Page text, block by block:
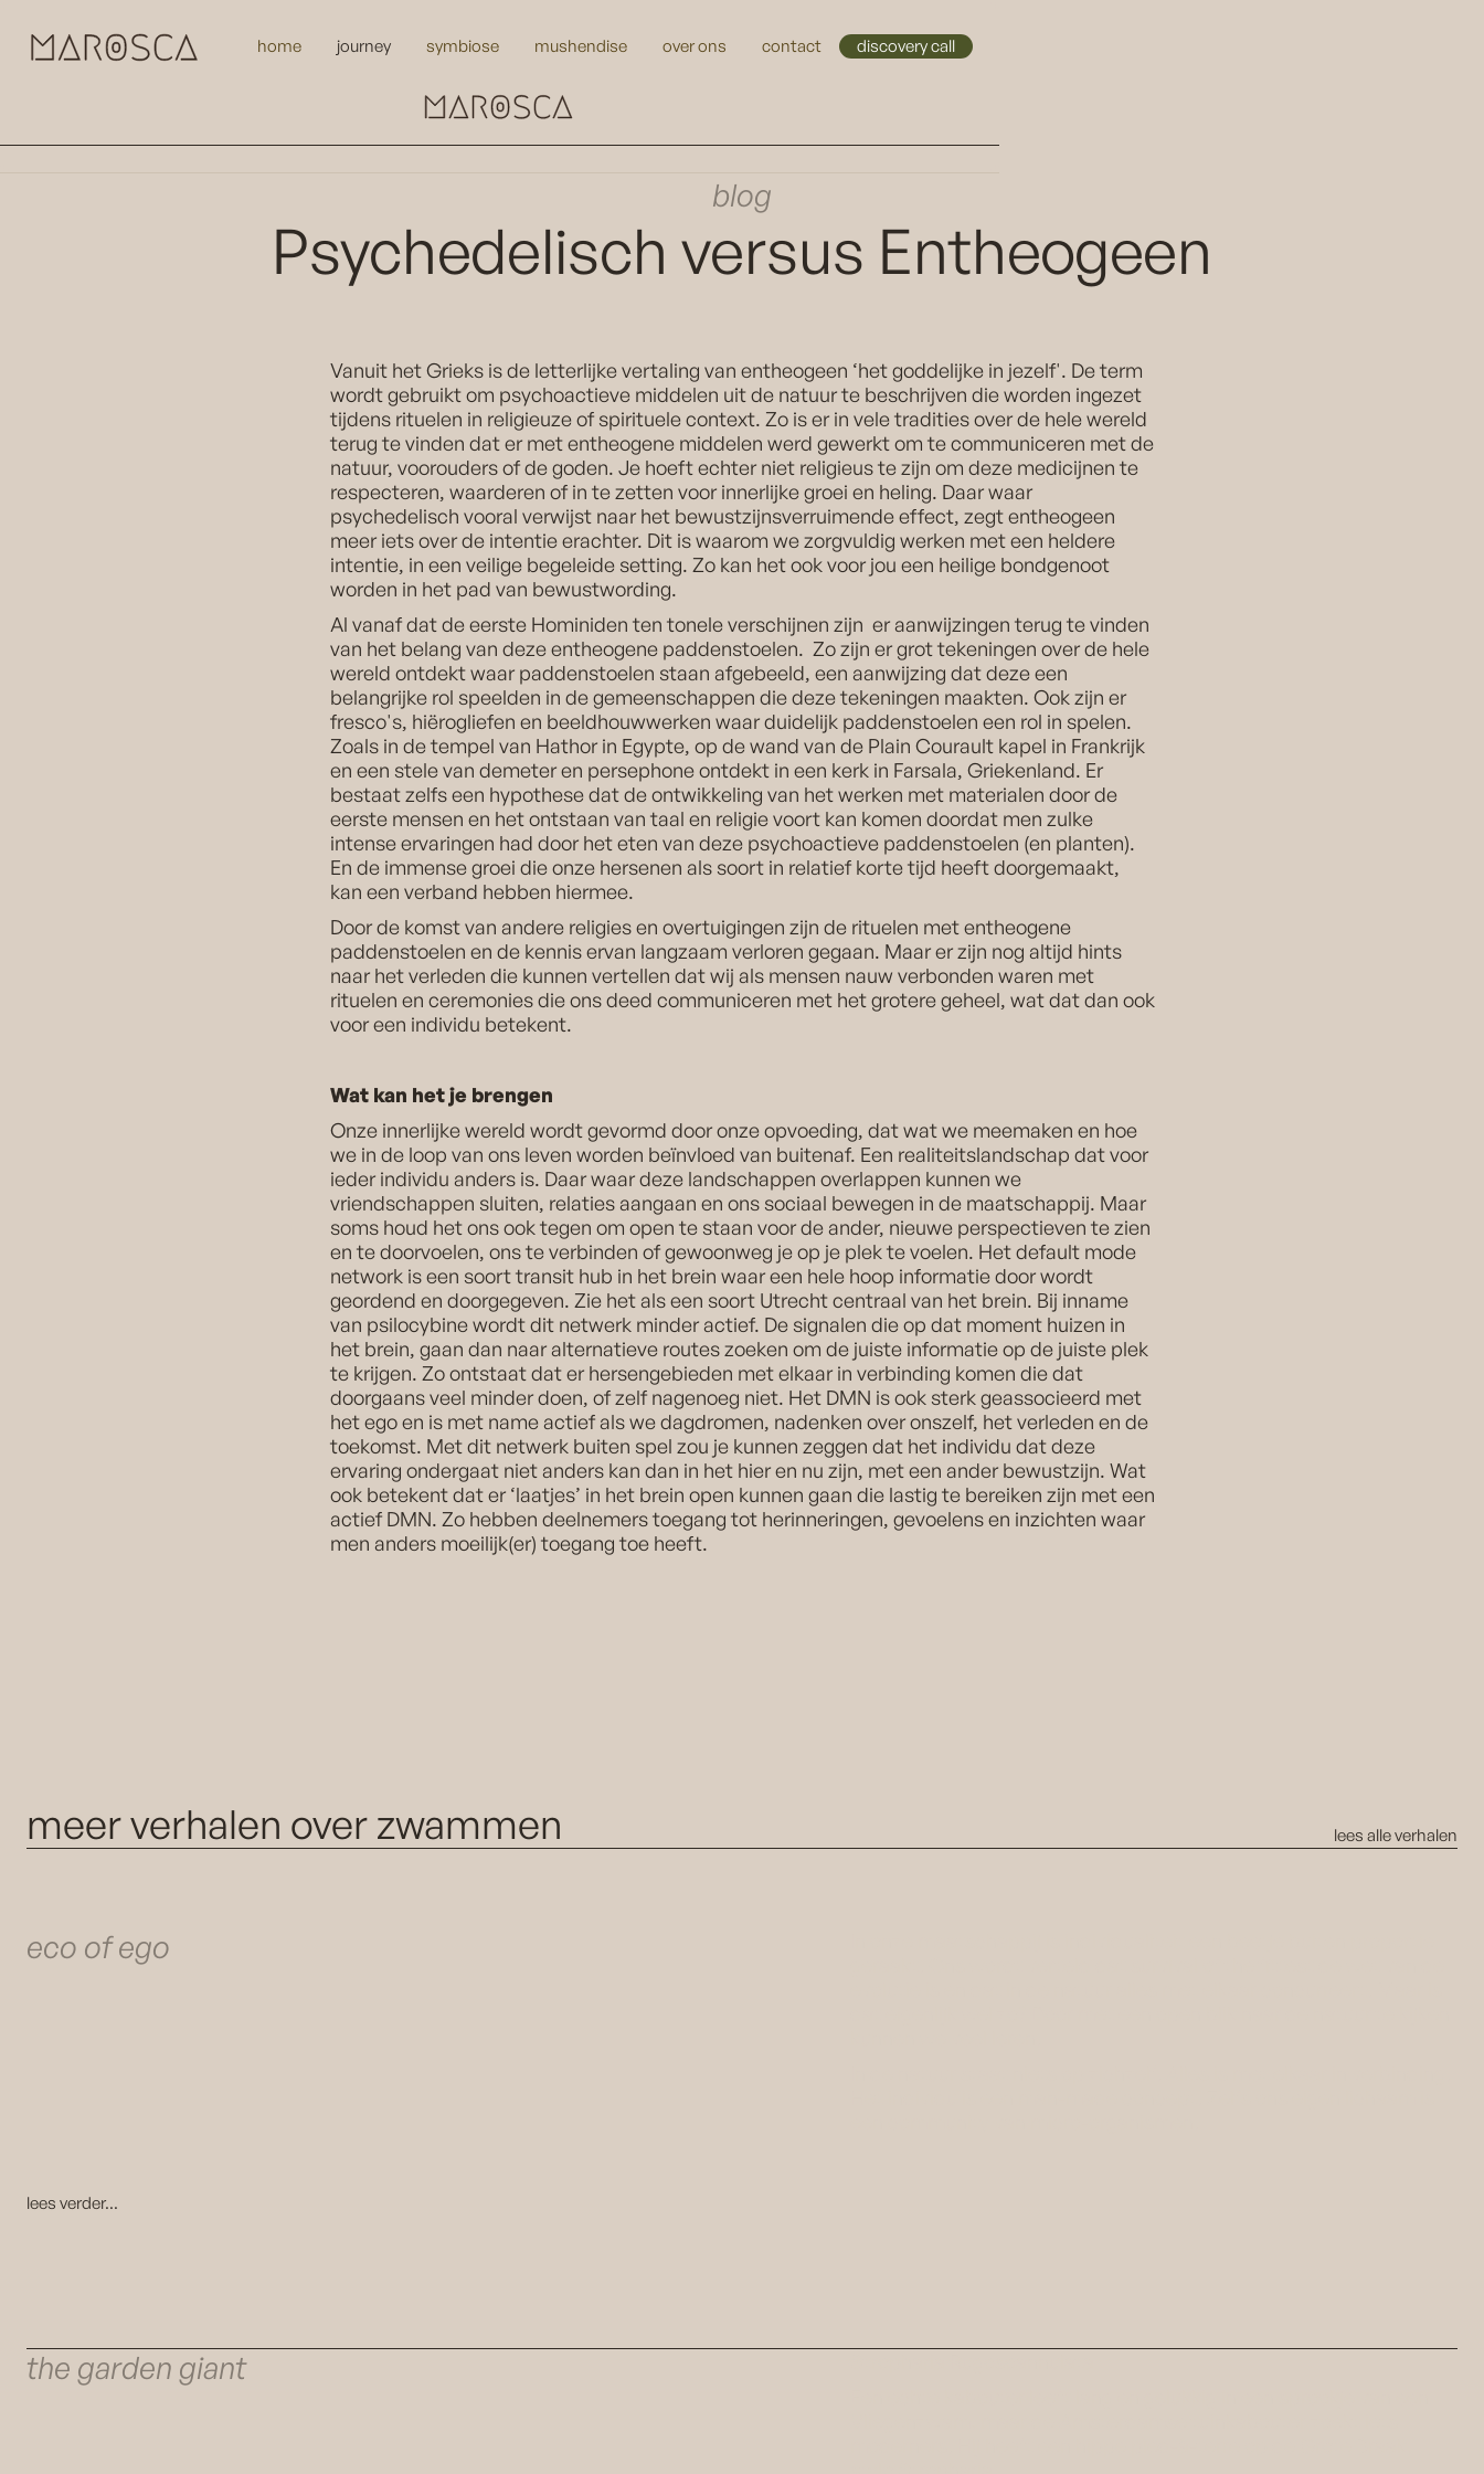
home journey symbiose mushendise over ons contact discovery call
blog
Psychedelisch versus Entheogeen
Vanuit het Grieks is de letterlijke vertaling van entheogeen ‘het goddelijke in jezelf'. De term
wordt gebruikt om psychoactieve middelen uit de natuur te beschrijven die worden ingezet
tijdens rituelen in religieuze of spirituele context. Zo is er in vele tradities over de hele wereld
terug te vinden dat er met entheogene middelen werd gewerkt om te communiceren met de
natuur, voorouders of de goden. Je hoeft echter niet religieus te zijn om deze medicijnen te
respecteren, waarderen of in te zetten voor innerlijke groei en heling. Daar waar
psychedelisch vooral verwijst naar het bewustzijnsverruimende effect, zegt entheogeen
meer iets over de intentie erachter. Dit is waarom we zorgvuldig werken met een heldere
intentie, in een veilige begeleide setting. Zo kan het ook voor jou een heilige bondgenoot
worden in het pad van bewustwording.
Al vanaf dat de eerste Hominiden ten tonele verschijnen zijn er aanwijzingen terug te vinden
van het belang van deze entheogene paddenstoelen. Zo zijn er grot tekeningen over de hele
wereld ontdekt waar paddenstoelen staan afgebeeld, een aanwijzing dat deze een
belangrijke rol speelden in de gemeenschappen die deze tekeningen maakten. Ook zijn er
fresco's, hiërogliefen en beeldhouwwerken waar duidelijk paddenstoelen een rol in spelen.
Zoals in de tempel van Hathor in Egypte, op de wand van de Plain Courault kapel in Frankrijk
en een stele van demeter en persephone ontdekt in een kerk in Farsala, Griekenland. Er
bestaat zelfs een hypothese dat de ontwikkeling van het werken met materialen door de
eerste mensen en het ontstaan van taal en religie voort kan komen doordat men zulke
intense ervaringen had door het eten van deze psychoactieve paddenstoelen (en planten).
En de immense groei die onze hersenen als soort in relatief korte tijd heeft doorgemaakt,
kan een verband hebben hiermee.
Door de komst van andere religies en overtuigingen zijn de rituelen met entheogene
paddenstoelen en de kennis ervan langzaam verloren gegaan. Maar er zijn nog altijd hints
naar het verleden die kunnen vertellen dat wij als mensen nauw verbonden waren met
rituelen en ceremonies die ons deed communiceren met het grotere geheel, wat dat dan ook
voor een individu betekent.
Wat kan het je brengen
Onze innerlijke wereld wordt gevormd door onze opvoeding, dat wat we meemaken en hoe
we in de loop van ons leven worden beïnvloed van buitenaf. Een realiteitslandschap dat voor
ieder individu anders is. Daar waar deze landschappen overlappen kunnen we
vriendschappen sluiten, relaties aangaan en ons sociaal bewegen in de maatschappij. Maar
soms houd het ons ook tegen om open te staan voor de ander, nieuwe perspectieven te zien
en te doorvoelen, ons te verbinden of gewoonweg je op je plek te voelen. Het default mode
network is een soort transit hub in het brein waar een hele hoop informatie door wordt
geordend en doorgegeven. Zie het als een soort Utrecht centraal van het brein. Bij inname
van psilocybine wordt dit netwerk minder actief. De signalen die op dat moment huizen in
het brein, gaan dan naar alternatieve routes zoeken om de juiste informatie op de juiste plek
te krijgen. Zo ontstaat dat er hersengebieden met elkaar in verbinding komen die dat
doorgaans veel minder doen, of zelf nagenoeg niet. Het DMN is ook sterk geassocieerd met
het ego en is met name actief als we dagdromen, nadenken over onszelf, het verleden en de
toekomst. Met dit netwerk buiten spel zou je kunnen zeggen dat het individu dat deze
ervaring ondergaat niet anders kan dan in het hier en nu zijn, met een ander bewustzijn. Wat
ook betekent dat er ‘laatjes’ in het brein open kunnen gaan die lastig te bereiken zijn met een
actief DMN. Zo hebben deelnemers toegang tot herinneringen, gevoelens en inzichten waar
men anders moeilijk(er) toegang toe heeft.
meer verhalen over zwammen lees alle verhalen
eco of ego
lees verder...
the garden giant